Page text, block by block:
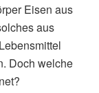
Eisen aus
aus
Doch welche